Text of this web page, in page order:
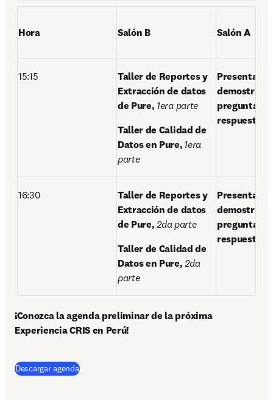
Hora Salón B Salón A
15:15
Taller de Reportes y
Extracción de datos
de Pure, 1era parte
Taller de Calidad de
Datos en Pure, 1era
parte
preguntas y
respuestas
16:30
Taller de Reportes y
Extracción de datos
de Pure, 2da parte
Taller de Calidad de
Datos en Pure, 2da
parte
preguntas y
respuestas
¡Conozca la agenda preliminar de la próxima
Experiencia CRIS en Perú!
Descargar agenda(